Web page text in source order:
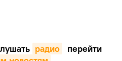
радио
перейти